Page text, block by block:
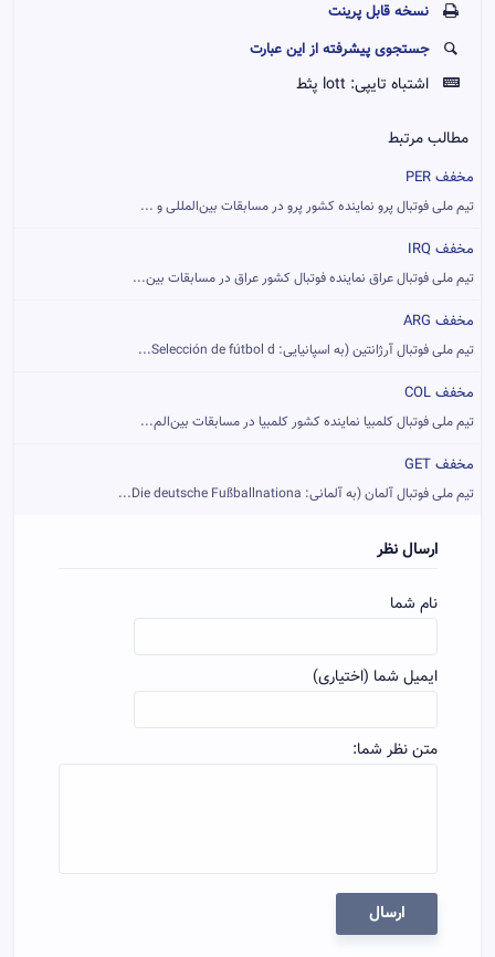
نسخه قابل پرينت
جستجوی پیشرفته از این عبارت
اشتباه تایپی: lott پثط
مطالب مرتبط
مخفف PER
تیم ملی فوتبال پرو نماینده کشور پرو در مسابقات بین‌المللی و ...
مخفف IRQ
تیم ملی فوتبال عراق نماینده فوتبال کشور عراق در مسابقات بین‌...
مخفف ARG
تیم ملی فوتبال آرژانتین (به اسپانیایی: Selección de fútbol d...
مخفف COL
تیم ملی فوتبال کلمبیا نماینده کشور کلمبیا در مسابقات بین‌الم...
مخفف GET
تیم ملی فوتبال آلمان (به آلمانی: Die deutsche Fußballnationa...
ارسال نظر
نام شما
ایمیل شما (اختیاری)
متن نظر شما:
ارسال